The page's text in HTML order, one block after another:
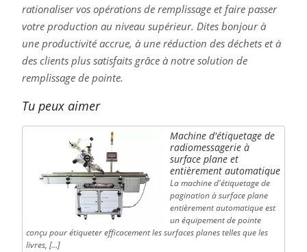
rationaliser vos opérations de remplissage et faire passer
votre production au niveau supérieur. Dites bonjour à
une productivité accrue, à une réduction des déchets et à
des clients plus satisfaits grâce à notre solution de
remplissage de pointe.
Tu peux aimer
Machine d'étiquetage de
radiomessagerie à
surface plane et
entièrement automatique
La machine d'étiquetage de
pagination à surface plane
entièrement automatique est
un équipement de pointe
conçu pour étiqueter efficacement les surfaces planes telles que les
livres, […]